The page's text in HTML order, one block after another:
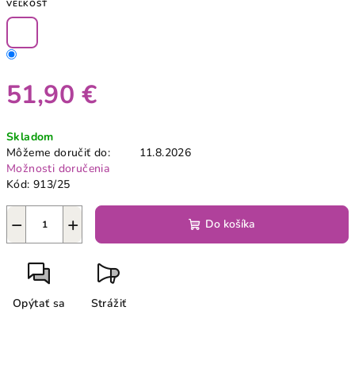
VEĽKOSŤ
51,90 €
cena:
Skladom
Môžeme doručiť do:
11.8.2026
Možnosti doručenia
Kód: 913/25
+
− Do košíka
Opýtať sa Strážiť